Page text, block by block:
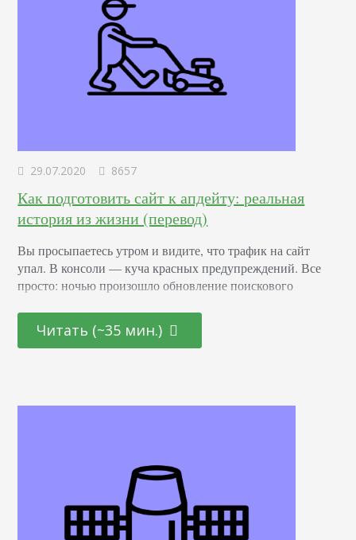
29.07.2020 8657
Как подготовить сайт к апдейту: реальная
история из жизни (перевод)
Вы просыпаетесь утром и видите, что трафик на сайт
упал. В консоли — куча красных предупреждений. Все
просто: ночью произошло обновление поискового
сожалению, если такое происходит, вы не сможете быстро
все поправить и вернуть, как было. Лучшее, что можно
Читать (~35 мин.)